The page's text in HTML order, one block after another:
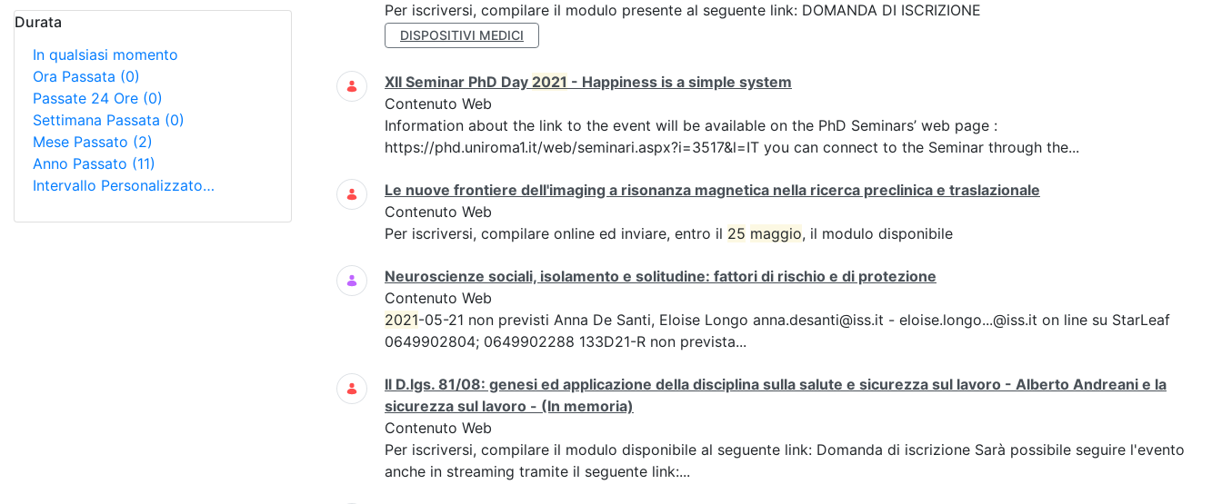
Durata
In qualsiasi momento
Ora Passata (0)
Passate 24 Ore (0)
Settimana Passata (0)
Mese Passato (2)
Anno Passato (11)
Intervallo Personalizzato…
Per iscriversi, compilare il modulo presente al seguente link: DOMANDA DI ISCRIZIONE
DISPOSITIVI MEDICI
XII Seminar PhD Day 2021 - Happiness is a simple system
Contenuto Web
Information about the link to the event will be available on the PhD Seminars’ web page :
https://phd.uniroma1.it/web/seminari.aspx?i=3517&l=IT you can connect to the Seminar through the...
Le nuove frontiere dell'imaging a risonanza magnetica nella ricerca preclinica e traslazionale
Contenuto Web
Per iscriversi, compilare online ed inviare, entro il 25 maggio, il modulo disponibile
Neuroscienze sociali, isolamento e solitudine: fattori di rischio e di protezione
Contenuto Web
2021-05-21 non previsti Anna De Santi, Eloise Longo anna.desanti@iss.it - eloise.longo...@iss.it on line su StarLeaf
0649902804; 0649902288 133D21-R non prevista...
Il D.lgs. 81/08: genesi ed applicazione della disciplina sulla salute e sicurezza sul lavoro - Alberto Andreani e la
sicurezza sul lavoro - (In memoria)
Contenuto Web
Per iscriversi, compilare il modulo disponibile al seguente link: Domanda di iscrizione Sarà possibile seguire l'evento
anche in streaming tramite il seguente link:...